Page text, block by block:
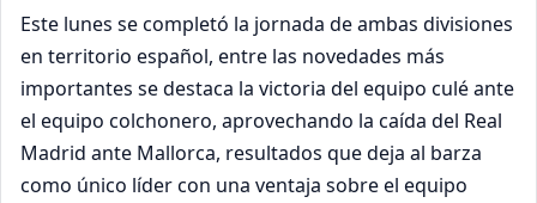
Este lunes se completó la jornada de ambas divisiones
en territorio español, entre las novedades más
importantes se destaca la victoria del equipo culé ante
el equipo colchonero, aprovechando la caída del Real
Madrid ante Mallorca, resultados que deja al barza
como único líder con una ventaja sobre el equipo